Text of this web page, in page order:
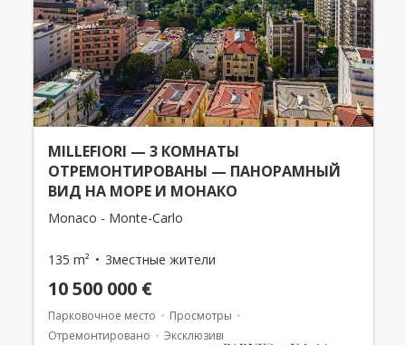
MILLEFIORI — 3 КОМНАТЫ
ОТРЕМОНТИРОВАНЫ — ПАНОРАМНЫЙ
ВИД НА МОРЕ И МОНАКО
Monaco - Monte-Carlo
135 m² 3местные жители
10 500 000 €
Парковочное место
Просмотры
Отремонтировано
Эксклюзивный